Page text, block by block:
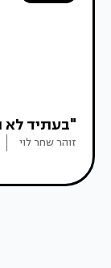
"בעתיד לא
זוהר שחר לוי